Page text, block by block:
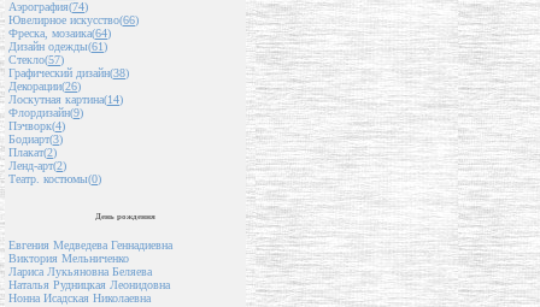
Аэрография(74)
Ювелирное искусство(66)
Фреска, мозаика(64)
Дизайн одежды(61)
Стекло(57)
Графический дизайн(38)
Декорации(26)
Лоскутная картина(14)
Флордизайн(9)
Пэчворк(4)
Бодиарт(3)
Плакат(2)
Ленд-арт(2)
Театр. костюмы(0)
День рождения
Евгения Медведева Геннадиевна
Виктория Мельниченко
Лариса Лукьяновна Беляева
Наталья Рудницкая Леонидовна
Нонна Исадская Николаевна